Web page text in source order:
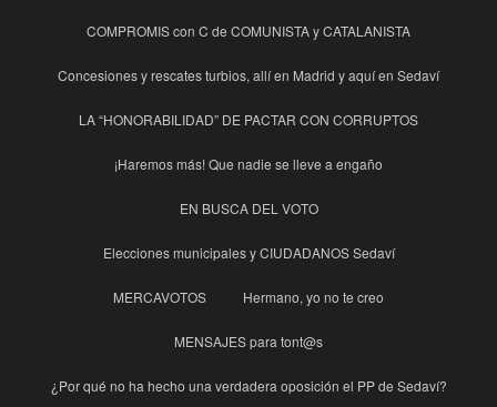
COMPROMIS con C de COMUNISTA y CATALANISTA
Concesiones y rescates turbios, allí en Madrid y aquí en Sedaví
LA “HONORABILIDAD” DE PACTAR CON CORRUPTOS
¡Haremos más! Que nadie se lleve a engaño
EN BUSCA DEL VOTO
Elecciones municipales y CIUDADANOS Sedaví
MERCAVOTOS Hermano, yo no te creo
MENSAJES para tont@s
¿Por qué no ha hecho una verdadera oposición el PP de Sedaví?